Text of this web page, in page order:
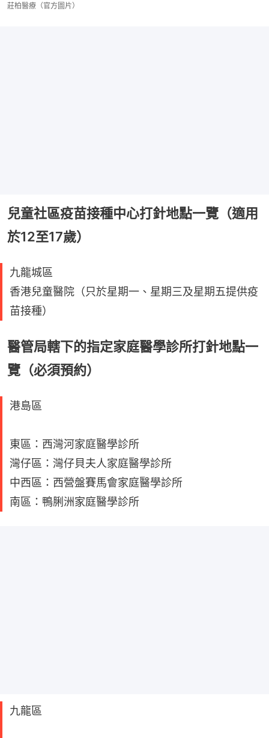
莊柏醫療（官方圖片）
兒童社區疫苗接種中心打針地點一覽（適用
於12至17歲）
九龍城區
香港兒童醫院（只於星期一、星期三及星期五提供疫
苗接種）
醫管局轄下的指定家庭醫學診所打針地點一
覽（必須預約）
港島區
東區：西灣河家庭醫學診所
灣仔區：灣仔貝夫人家庭醫學診所
中西區：西營盤賽馬會家庭醫學診所
南區：鴨脷洲家庭醫學診所
九龍區